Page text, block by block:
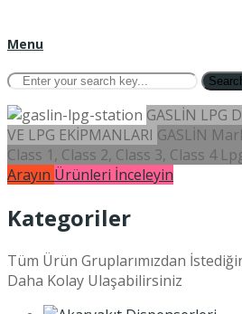
Menu
GASLİN LPG
VE LPG EKİPMANLARI GASLİN
Class 1, Class 2, Class 3, Class 4
Arayın Ürünleri İnceleyin
Kategoriler
Tüm Ürün Gruplarımızdan
Daha Kolay Ulaşabilirsiniz